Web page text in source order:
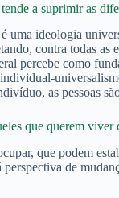
a suprimir as
uma ideologia
contra todas
percebe como
as pessoas
que querem
que podem
perspectiva de